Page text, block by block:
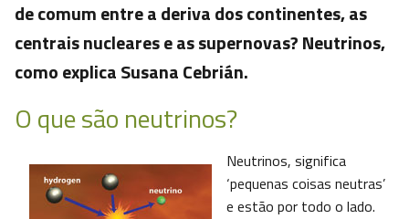
de comum entre a deriva dos continentes, as
centrais nucleares e as supernovas? Neutrinos,
como explica Susana Cebrián.
O que são neutrinos?
Neutrinos, significa
‘pequenas coisas neutras’
e estão por todo o lado.